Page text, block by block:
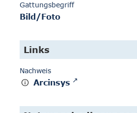
Gattungsbegriff
Bild/Foto
Links
Nachweis
Arcinsys